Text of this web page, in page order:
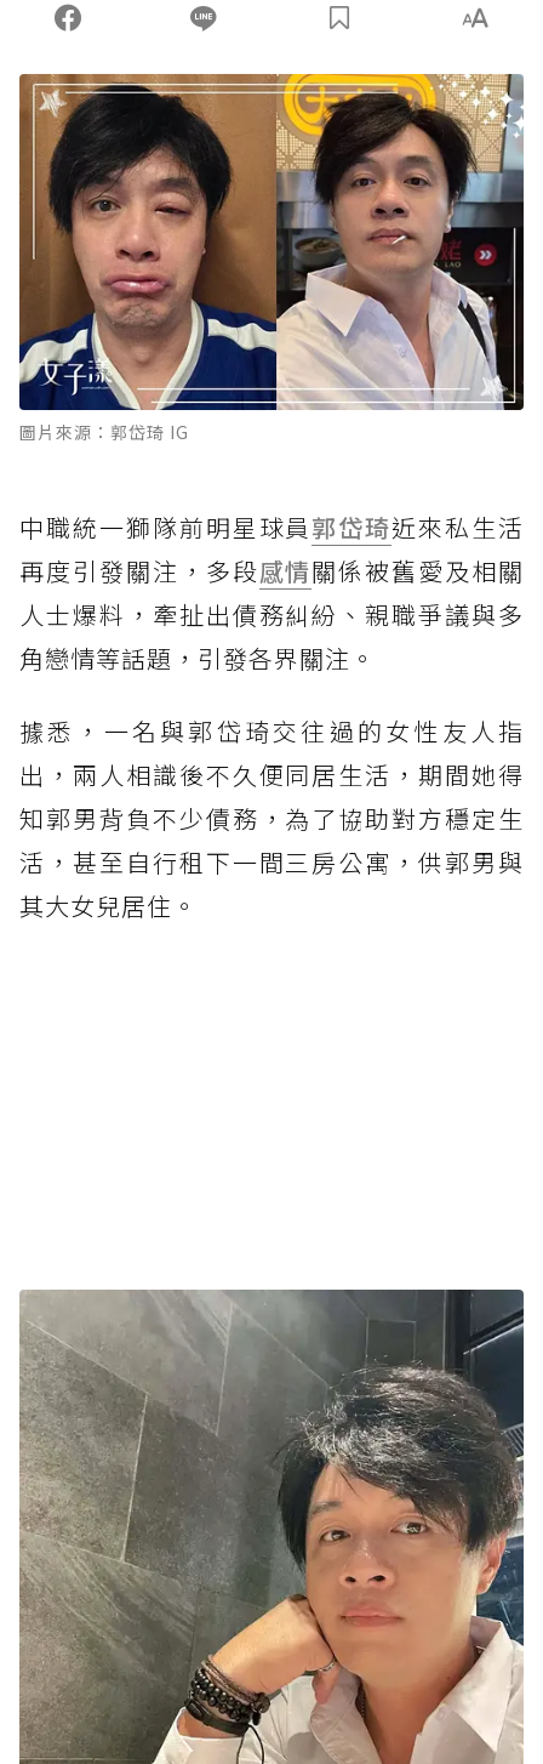
圖片來源：郭岱琦 IG
中職統一獅隊前明星球員 郭岱琦近來私生活
再度引發關注，多段感情關係被舊愛及相關
人士爆料，牽扯出債務糾紛、親職爭議與多
角戀情等話題，引發各界關注。
據悉，一名與郭岱琦交往過的女性友人指
出，兩人相識後不久便同居生活，期間她得
知郭男背負不少債務，為了協助對方穩定生
活，甚至自行租下一間三房公寓，供郭男與
其大女兒居住。